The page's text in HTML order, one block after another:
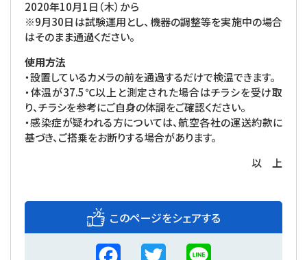
2020年10月1日（木）から
※9月30日は試験運用とし、機器の調整等を実施中の場合
はそのまま通過ください。
使用方法
・設置しているカメラの前を通過するだけで検温できます。
・体温が37.5℃以上と測定された場合はチラシを受け取
り、チラシを参考にご自身の体調をご確認ください。
・感染症が疑われる方については、航空各社の運送約款に
基づき、ご搭乗をお断りする場合があります。
以 上
このページをシェアする
F
T
L